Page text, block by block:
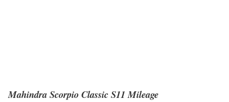
Mahindra Scorpio Classic S11 Mileage